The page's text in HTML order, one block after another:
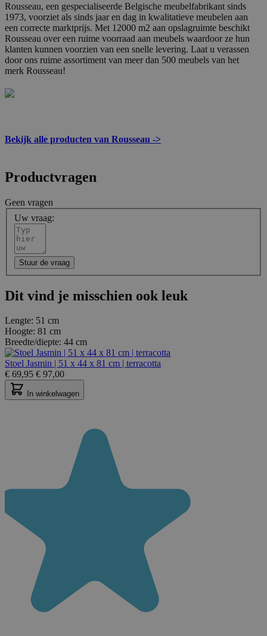
Rousseau, een gespecialiseerde Belgische meubelfabrikant sinds
1973, voorziet als sinds jaar en dag in kwalitatieve meubelen aan
een correcte marktprijs. Met 12000 m2 aan opslagruimte beschikt
Rousseau over een ruime voorraad aan meubels waardoor ze hun
klanten kunnen voorzien van een snelle levering. Laat u verassen
door ons ruime assortiment van meer dan 500 meubels van het
merk Rousseau!
Bekijk alle producten van Rousseau ->
Productvragen
Geen vragen
Uw vraag:
Stuur de vraag
Dit vind je misschien ook leuk
Lengte: 51 cm
Hoogte: 81 cm
Breedte/diepte: 44 cm
Stoel Jasmin | 51 x 44 x 81 cm | terracotta
€ 69,95 € 97,00
In winkelwagen